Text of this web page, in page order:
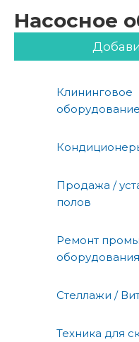
Насосное
Клининговое
Продажа /
полов
Ремонт
оборудования
Стеллажи /
Техника для